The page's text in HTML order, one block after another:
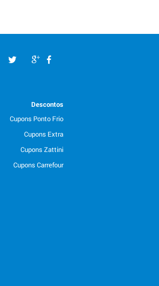
Descontos
Cupons Ponto Frio
Cupons Extra
Cupons Zattini
Cupons Carrefour